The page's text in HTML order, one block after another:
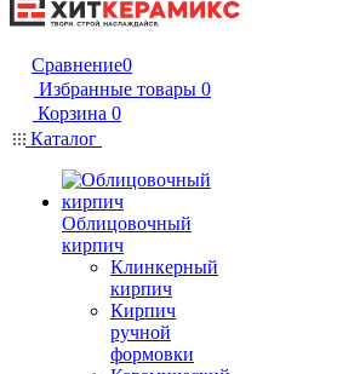
Сравнение0
Избранные товары 0
Корзина 0
Каталог
Облицовочный
кирпич
Клинкерный
кирпич
Кирпич
ручной
формовки